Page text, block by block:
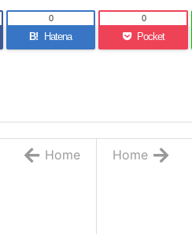
B! Hatena
0
Pocket
0
Home
Home